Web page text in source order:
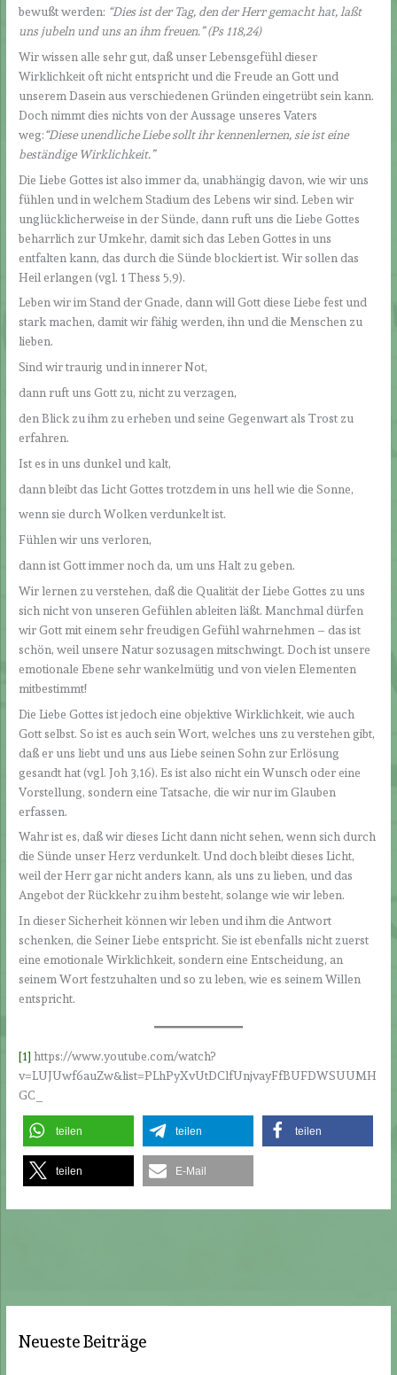
bewußt werden: “Dies ist der Tag, den der Herr gemacht hat, laßt
uns jubeln und uns an ihm freuen.” (Ps 118,24)
Wir wissen alle sehr gut, daß unser Lebensgefühl dieser
Wirklichkeit oft nicht entspricht und die Freude an Gott und
unserem Dasein aus verschiedenen Gründen eingetrübt sein kann.
Doch nimmt dies nichts von der Aussage unseres Vaters
weg:“Diese unendliche Liebe sollt ihr kennenlernen, sie ist eine
beständige Wirklichkeit.”
Die Liebe Gottes ist also immer da, unabhängig davon, wie wir uns
fühlen und in welchem Stadium des Lebens wir sind. Leben wir
unglücklicherweise in der Sünde, dann ruft uns die Liebe Gottes
beharrlich zur Umkehr, damit sich das Leben Gottes in uns
entfalten kann, das durch die Sünde blockiert ist. Wir sollen das
Heil erlangen (vgl. 1 Thess 5,9).
Leben wir im Stand der Gnade, dann will Gott diese Liebe fest und
stark machen, damit wir fähig werden, ihn und die Menschen zu
lieben.
Sind wir traurig und in innerer Not,
dann ruft uns Gott zu, nicht zu verzagen,
den Blick zu ihm zu erheben und seine Gegenwart als Trost zu
erfahren.
Ist es in uns dunkel und kalt,
dann bleibt das Licht Gottes trotzdem in uns hell wie die Sonne,
wenn sie durch Wolken verdunkelt ist.
Fühlen wir uns verloren,
dann ist Gott immer noch da, um uns Halt zu geben.
Wir lernen zu verstehen, daß die Qualität der Liebe Gottes zu uns
sich nicht von unseren Gefühlen ableiten läßt. Manchmal dürfen
wir Gott mit einem sehr freudigen Gefühl wahrnehmen – das ist
schön, weil unsere Natur sozusagen mitschwingt. Doch ist unsere
emotionale Ebene sehr wankelmütig und von vielen Elementen
mitbestimmt!
Die Liebe Gottes ist jedoch eine objektive Wirklichkeit, wie auch
Gott selbst. So ist es auch sein Wort, welches uns zu verstehen gibt,
daß er uns liebt und uns aus Liebe seinen Sohn zur Erlösung
gesandt hat (vgl. Joh 3,16). Es ist also nicht ein Wunsch oder eine
Vorstellung, sondern eine Tatsache, die wir nur im Glauben
erfassen.
Wahr ist es, daß wir dieses Licht dann nicht sehen, wenn sich durch
die Sünde unser Herz verdunkelt. Und doch bleibt dieses Licht,
weil der Herr gar nicht anders kann, als uns zu lieben, und das
Angebot der Rückkehr zu ihm besteht, solange wie wir leben.
In dieser Sicherheit können wir leben und ihm die Antwort
schenken, die Seiner Liebe entspricht. Sie ist ebenfalls nicht zuerst
eine emotionale Wirklichkeit, sondern eine Entscheidung, an
seinem Wort festzuhalten und so zu leben, wie es seinem Willen
entspricht.
[1] https://www.youtube.com/watch?
v=LUJUwf6auZw&list=PLhPyXvUtDClfUnjvayFfBUFDWSUUMH
GC_
teilen teilen teilen
teilen E-Mail
Neueste Beiträge